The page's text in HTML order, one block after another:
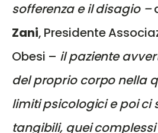
sofferenza e il disagio –
Zani, Presidente
Obesi – il paziente
del proprio corpo nella
limiti psicologici e poi ci
tangibili, quei